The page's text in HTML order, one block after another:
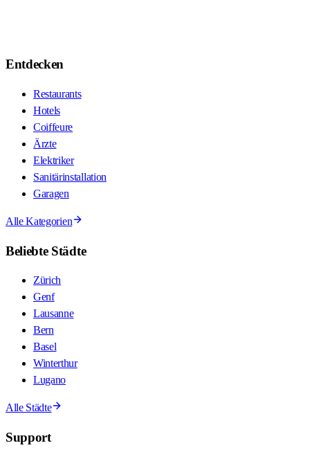
Entdecken
Restaurants
Hotels
Coiffeure
Ärzte
Elektriker
Sanitärinstallation
Garagen
Alle Kategorien
Beliebte Städte
Zürich
Genf
Lausanne
Bern
Basel
Winterthur
Lugano
Alle Städte
Support